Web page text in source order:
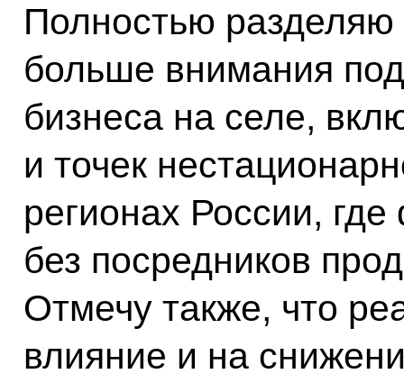
Полностью разделяю
больше внимания
бизнеса на селе,
и точек
регионах России,
без посредников
Отмечу также, что
влияние и на